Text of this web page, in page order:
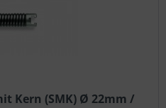
Kern (SMK) Ø 22mm /